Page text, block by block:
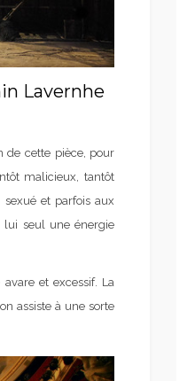
Lavernhe
de cette pièce, pour
malicieux, tantôt
et parfois aux
lui seul une énergie
et excessif. La
assiste à une sorte